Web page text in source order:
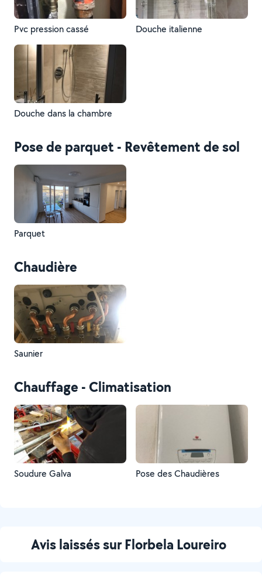
Pvc pression cassé Douche italienne
Douche dans la chambre
Pose de parquet - Revêtement de sol
Parquet
Chaudière
Saunier
Chauffage - Climatisation
Soudure Galva Pose des Chaudières
Avis laissés sur Florbela Loureiro